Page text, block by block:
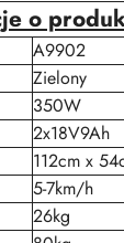
o
A9902
Zielony
350W
2x18V9Ah
112cm x
5-7km/h
26kg